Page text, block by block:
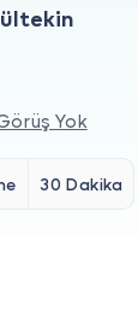
Yok
30 Dakika